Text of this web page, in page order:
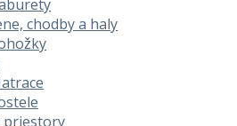
chodby a haly
priestory